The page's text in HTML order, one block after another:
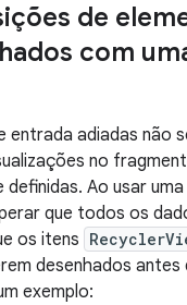
de
com
entrada adiadas não
no
definidas. Ao usar uma
que todos os
os itens
desenhados antes
exemplo: